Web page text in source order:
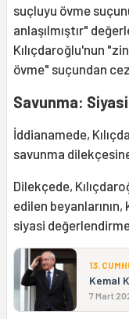
suçluyu övme
anlaşılmıştır"
Kılıçdaroğlu'nun
övme" suçundan
Savunma:
İddianamede,
savunma
Dilekçede,
edilen
siyasi
13.
Kemal
7 Mart